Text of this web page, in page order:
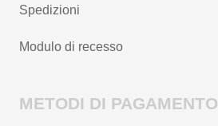
Spedizioni
Modulo di recesso
METODI DI PAGAMENTO